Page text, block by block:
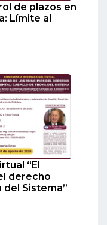
de plazos en
Límite al
“El
derecho
del Sistema”